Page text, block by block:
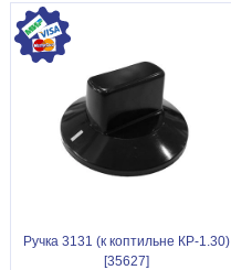
Ручка 3131 (к коптильне КР-1.30)
[35627]